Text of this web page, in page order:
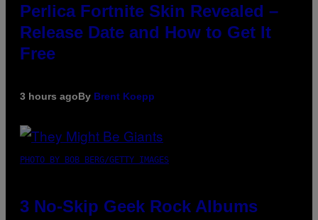
Perlica Fortnite Skin Revealed –
Release Date and How to Get It
Free
3 hours agoBy Brent Koepp
PHOTO BY BOB BERG/GETTY IMAGES
3 No-Skip Geek Rock Albums